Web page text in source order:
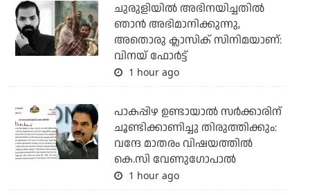
ചുരുളിയിൽ അഭിനയിച്ചതിൽ
ഞാൻ അഭിമാനിക്കുന്നു,
അതൊരു ക്ലാസിക് സിനിമയാണ്:
വിനയ് ഫോർട്ട്
1 hour ago
പാകപ്പിഴ ഉണ്ടായാല്‍ സര്‍ക്കാരിന്
ചൂണ്ടിക്കാണിച്ചു തിരുത്തിക്കും:
വന്ദേ മാതരം വിഷയത്തില്‍
കെ.സി വേണുഗോപാല്‍
1 hour ago